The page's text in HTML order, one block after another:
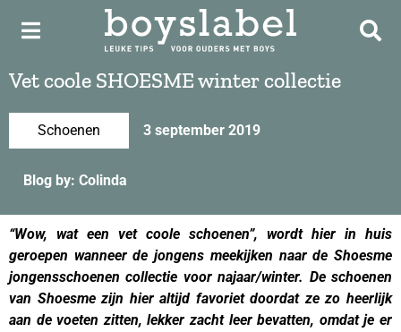
Vet coole SHOESME winter collectie
Schoenen 3 september 2019
Blog by: Colinda
“Wow, wat een vet coole schoenen”, wordt hier in huis
geroepen wanneer de jongens meekijken naar de Shoesme
jongensschoenen collectie voor najaar/winter. De schoenen
van Shoesme zijn hier altijd favoriet doordat ze zo heerlijk
aan de voeten zitten, lekker zacht leer bevatten, omdat je er